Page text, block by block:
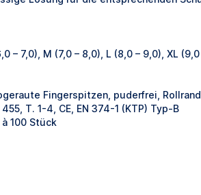
– 7,0), M (7,0 – 8,0), L (8,0 – 9,0), XL (9,0
Fingerspitzen, puderfrei,
455, T. 1-4, CE, EN 374-1 (KTP) Typ-B
à 100 Stück